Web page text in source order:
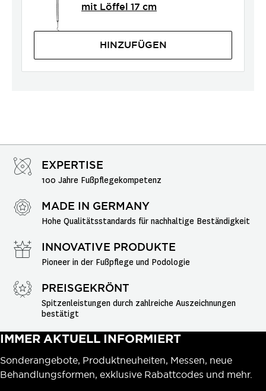
mit Löffel 17 cm
HINZUFÜGEN
EXPERTISE
100 Jahre Fußpflegekompetenz
MADE IN GERMANY
Hohe Qualitätsstandards für nachhaltige Beständigkeit
INNOVATIVE PRODUKTE
Pioneer in der Fußpflege und Podologie
PREISGEKRÖNT
Spitzenleistungen durch zahlreiche Auszeichnungen
bestätigt
IMMER AKTUELL INFORMIERT
Sonderangebote, Produktneuheiten, Messen, neue
Behandlungsformen, exklusive Rabattcodes und mehr.